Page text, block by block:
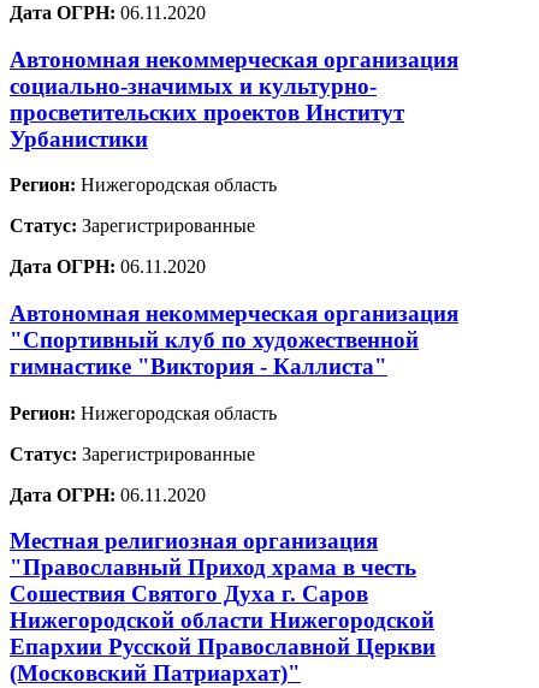
Дата ОГРН: 06.11.2020
Автономная некоммерческая организация
социально-значимых и культурно-
просветительских проектов Институт
Урбанистики
Регион: Нижегородская область
Статус: Зарегистрированные
Дата ОГРН: 06.11.2020
Автономная некоммерческая организация
"Спортивный клуб по художественной
гимнастике "Виктория - Каллиста"
Регион: Нижегородская область
Статус: Зарегистрированные
Дата ОГРН: 06.11.2020
Местная религиозная организация
"Православный Приход храма в честь
Сошествия Святого Духа г. Саров
Нижегородской области Нижегородской
Епархии Русской Православной Церкви
(Московский Патриархат)"